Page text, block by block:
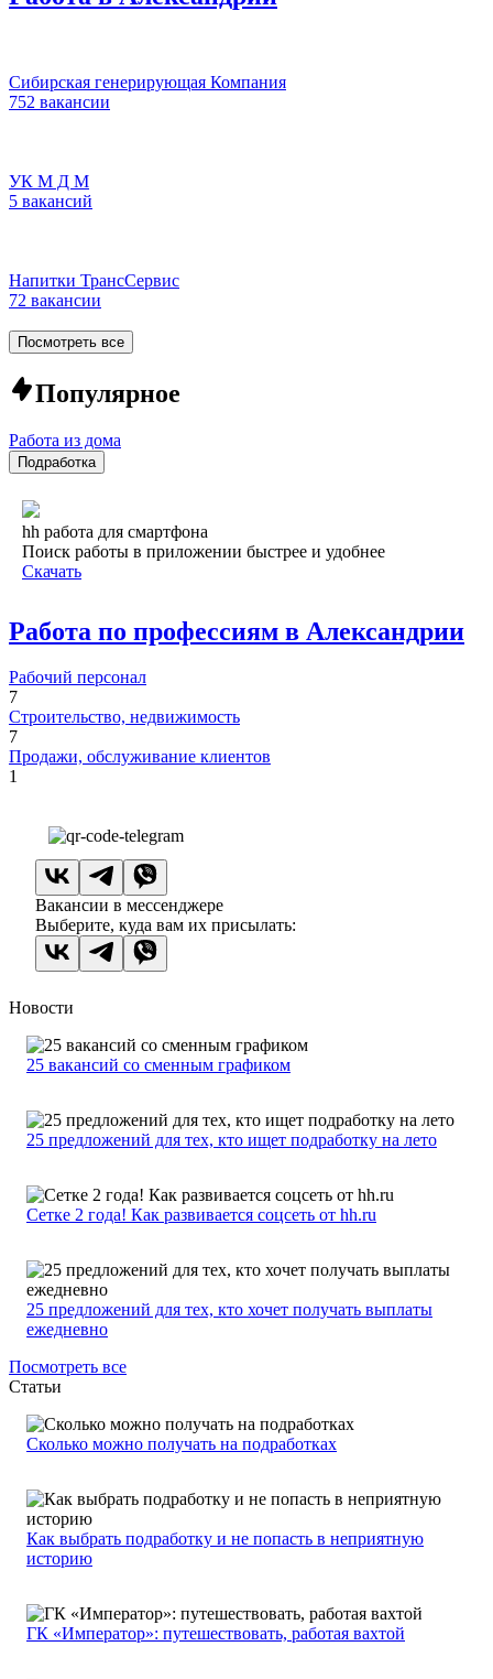
Сибирская генерирующая Компания
752 вакансии
УК М Д М
5 вакансий
Напитки ТрансСервис
72 вакансии
Посмотреть все
Популярное
Работа из дома
Подработка
hh работа для смартфона
Поиск работы в приложении быстрее и удобнее
Скачать
Работа по профессиям в Александрии
Рабочий персонал
7
Строительство, недвижимость
7
Продажи, обслуживание клиентов
1
Вакансии в мессенджере
Выберите, куда вам их присылать:
Новости
25 вакансий со сменным графиком
25 предложений для тех, кто ищет подработку на лето
Сетке 2 года! Как развивается соцсеть от hh.ru
25 предложений для тех, кто хочет получать выплаты
ежедневно
Посмотреть все
Статьи
Сколько можно получать на подработках
Как выбрать подработку и не попасть в неприятную
историю
ГК «Император»: путешествовать, работая вахтой